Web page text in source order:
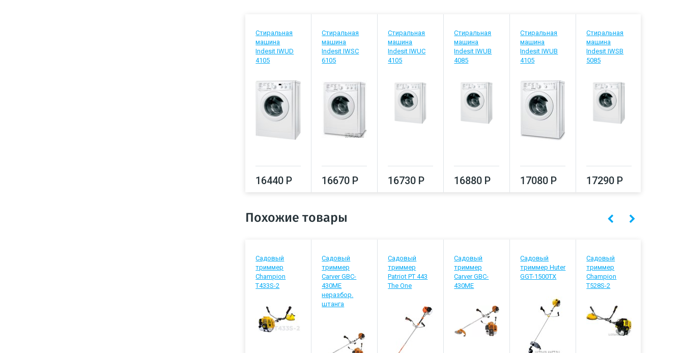
Стиральная
машина
Indesit IWUD
4105
16440 Р
Стиральная
машина
Indesit IWSC
6105
16670 Р
Стиральная
машина
Indesit IWUC
4105
16730 Р
Стиральная
машина
Indesit IWUB
4085
16880 Р
Стиральная
машина
Indesit IWUB
4105
17080 Р
Стиральная
машина
Indesit IWSB
5085
17290 Р
Похожие товары
Садовый
триммер
Champion
T433S-2
Садовый
триммер
Carver GBC-
430ME
неразбор.
штанга
Садовый
триммер
Patriot PT 443
The One
Садовый
триммер
Carver GBC-
430ME
Садовый
триммер Huter
GGT-1500TX
Садовый
триммер
Champion
T528S-2